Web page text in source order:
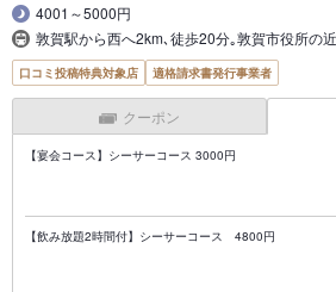
4001～5000円
敦賀駅から西へ2km､徒歩20分｡敦賀市役所の
口コミ投稿特典対象店 適格請求書発行事業者
クーポン
【宴会コース】シーサーコース 3000円
【飲み放題2時間付】シーサーコース 4800円